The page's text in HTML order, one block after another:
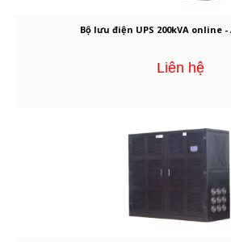
Bộ lưu điện UPS 200kVA online -
Liên hệ